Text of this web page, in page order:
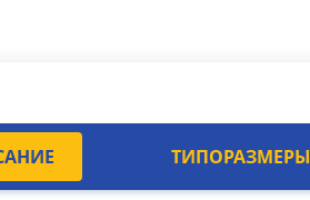
ТИПОРАЗМЕРЫ